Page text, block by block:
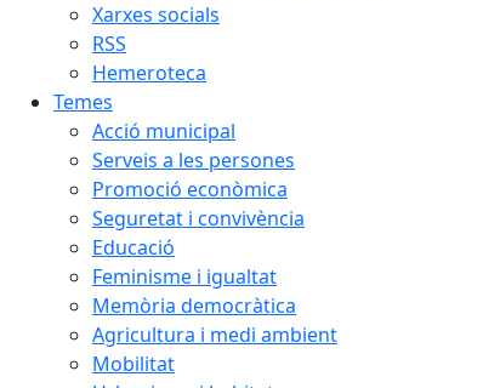
Xarxes socials
RSS
Hemeroteca
Temes
Acció municipal
Serveis a les persones
Promoció econòmica
Seguretat i convivència
Educació
Feminisme i igualtat
Memòria democràtica
Agricultura i medi ambient
Mobilitat